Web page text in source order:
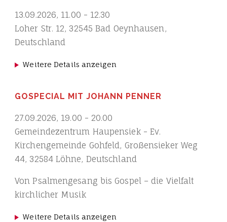
13.09.2026, 11.00 - 12.30
Loher Str. 12, 32545 Bad Oeynhausen,
Deutschland
Weitere Details anzeigen
GOSPECIAL MIT JOHANN PENNER
27.09.2026, 19.00 - 20.00
Gemeindezentrum Haupensiek - Ev.
Kirchengemeinde Gohfeld, Großensieker Weg
44, 32584 Löhne, Deutschland
Von Psalmengesang bis Gospel – die Vielfalt
kirchlicher Musik
Weitere Details anzeigen